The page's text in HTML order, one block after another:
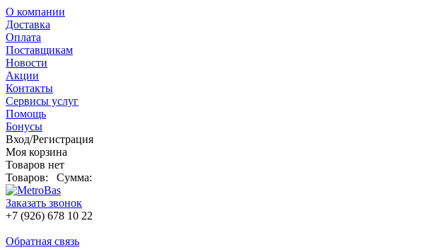
О компании
Доставка
Оплата
Поставщикам
Новости
Акции
Контакты
Сервисы услуг
Помощь
Бонусы
Вход/Регистрация
Моя корзина
Товаров нет
Товаров:
Сумма:
Заказать звонок
+7 (926) 678 10 22
Обратная связь